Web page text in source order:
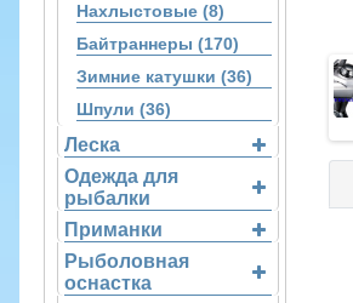
Нахлыстовые (8)
Байтраннеры (170)
Зимние катушки (36)
Шпули (36)
Леска
Одежда для
рыбалки
Приманки
Рыболовная
оснастка